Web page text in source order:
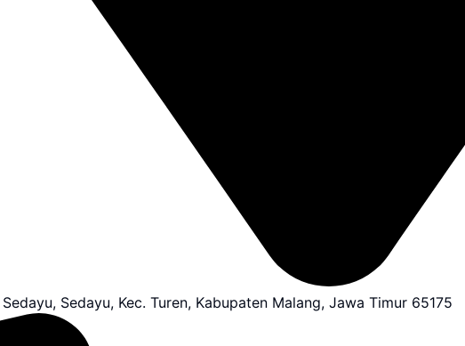
Sedayu, Kec. Turen, Kabupaten Malang, Jawa Timur 65175